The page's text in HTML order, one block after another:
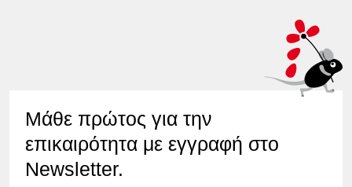
Μάθε πρώτος για την
επικαιρότητα με εγγραφή στο
Newsletter.